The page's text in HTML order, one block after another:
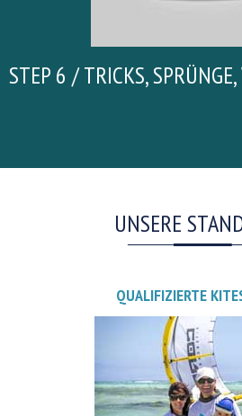
STEP 6 / TRICKS,
UNSERE
QUALIFIZIERTE